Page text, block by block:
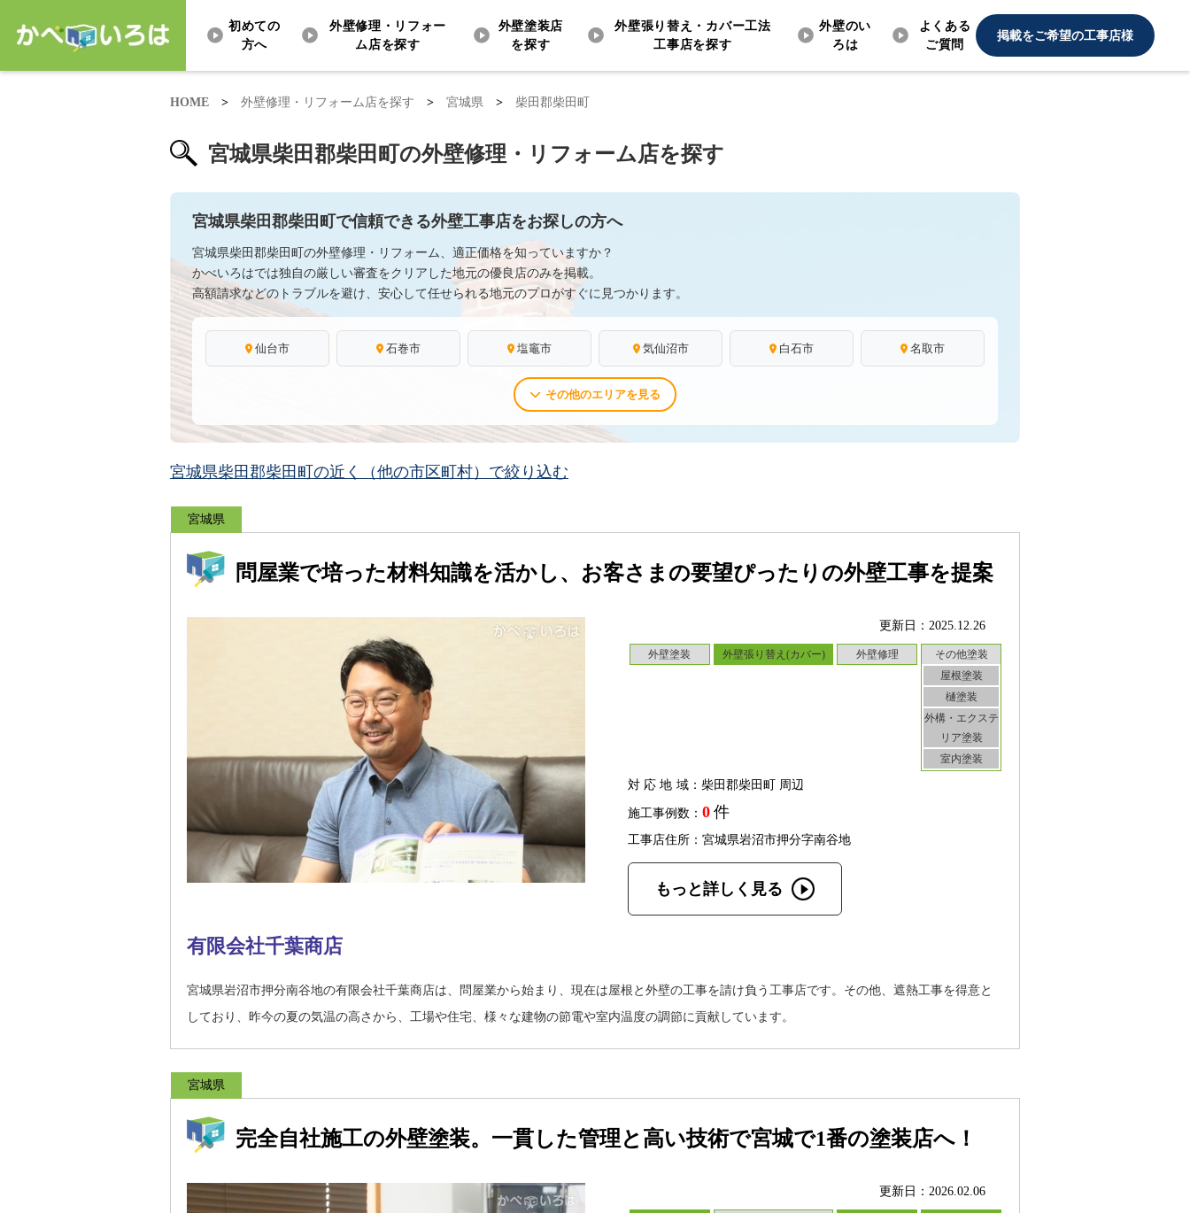
初めての
方へ
外壁修理・リフォー
ム店を探す
外壁塗装店
を探す
外壁張り替え・カバー工法
工事店を探す
外壁のい
ろは
よくある
ご質問
掲載をご希望の工事店様
HOME > 外壁修理・リフォーム店を探す > 宮城県 > 柴田郡柴田町
宮城県柴田郡柴田町の外壁修理・リフォーム店を探す
宮城県柴田郡柴田町で信頼できる外壁工事店をお探しの方へ
宮城県柴田郡柴田町の外壁修理・リフォーム、適正価格を知っていますか？
かべいろはでは独自の厳しい審査をクリアした地元の優良店のみを掲載。
高額請求などのトラブルを避け、安心して任せられる地元のプロがすぐに見つかります。
仙台市 石巻市 塩竈市 気仙沼市 白石市 名取市
その他のエリアを見る
宮城県柴田郡柴田町の近く（他の市区町村）で絞り込む
宮城県
問屋業で培った材料知識を活かし、お客さまの要望ぴったりの外壁工事を提案
更新日：2025.12.26
外壁塗装 外壁張り替え(カバー) 外壁修理
その他塗装
屋根塗装
樋塗装
外構・エクステ
リア塗装
室内塗装
対応地域：柴田郡柴田町 周辺
施工事例数： 0 件
工事店住所：宮城県岩沼市押分字南谷地
もっと詳しく見る
有限会社千葉商店
宮城県岩沼市押分南谷地の有限会社千葉商店は、問屋業から始まり、現在は屋根と外壁の工事を請け負う工事店です。その他、遮熱工事を得意と
しており、昨今の夏の気温の高さから、工場や住宅、様々な建物の節電や室内温度の調節に貢献しています。
宮城県
完全自社施工の外壁塗装。一貫した管理と高い技術で宮城で1番の塗装店へ！
更新日：2026.02.06